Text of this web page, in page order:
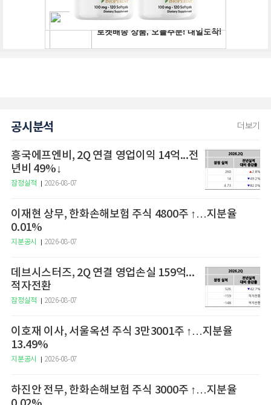
공시분석 더보기
흥국에프엔비, 2Q 연결 영업이익 14억...전
년비 49%↓
잠정실적 2026-08-07
이재현 상무, 한화손해보험 주식 4800주 ↑…지분율
0.01%
지분공시 2026-08-07
데브시스터즈, 2Q 연결 영업손실 159억...
적자전환
잠정실적 2026-08-07
이호재 이사, 서울옥션 주식 3만3001주 ↑…지분율
13.49%
지분공시 2026-08-07
하진안 전무, 한화손해보험 주식 3000주 ↑…지분율